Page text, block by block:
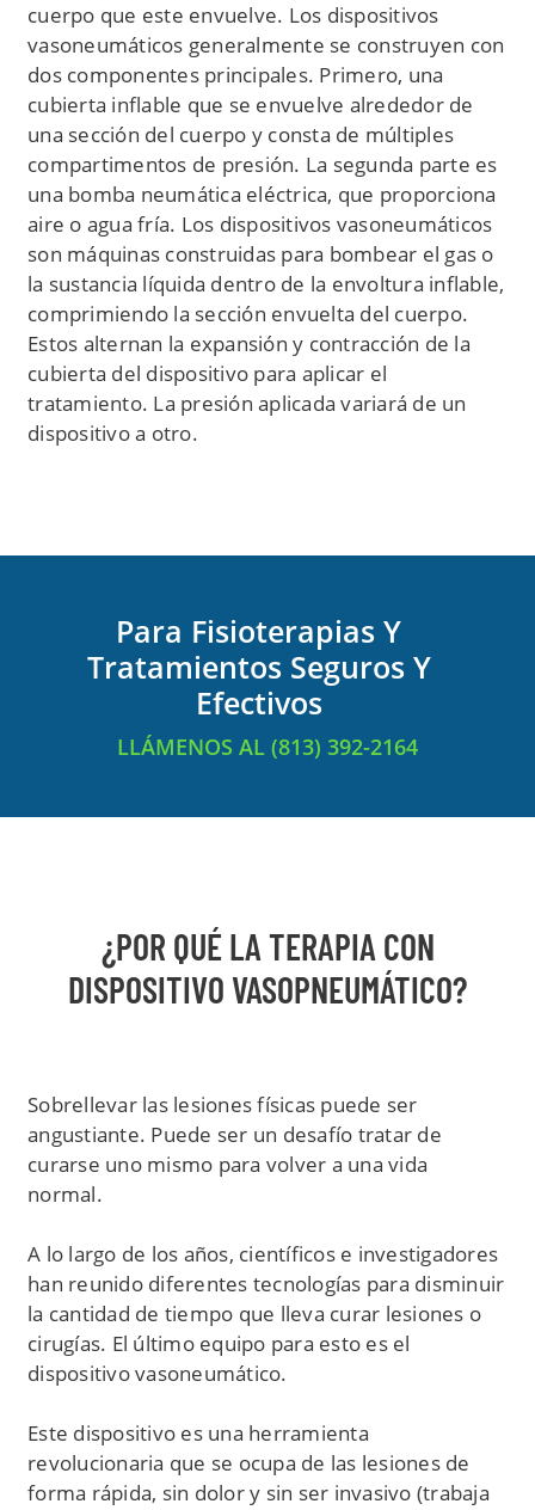
cuerpo que este envuelve. Los dispositivos
vasoneumáticos generalmente se construyen con
dos componentes principales. Primero, una
cubierta inflable que se envuelve alrededor de
una sección del cuerpo y consta de múltiples
compartimentos de presión. La segunda parte es
una bomba neumática eléctrica, que proporciona
aire o agua fría. Los dispositivos vasoneumáticos
son máquinas construidas para bombear el gas o
la sustancia líquida dentro de la envoltura inflable,
comprimiendo la sección envuelta del cuerpo.
Estos alternan la expansión y contracción de la
cubierta del dispositivo para aplicar el
tratamiento. La presión aplicada variará de un
dispositivo a otro.
Para Fisioterapias Y
Tratamientos Seguros Y
Efectivos
LLÁMENOS AL (813) 392-2164
¿POR QUÉ LA TERAPIA CON
DISPOSITIVO VASOPNEUMÁTICO?
Sobrellevar las lesiones físicas puede ser
angustiante. Puede ser un desafío tratar de
curarse uno mismo para volver a una vida
normal.
A lo largo de los años, científicos e investigadores
han reunido diferentes tecnologías para disminuir
la cantidad de tiempo que lleva curar lesiones o
cirugías. El último equipo para esto es el
dispositivo vasoneumático.
Este dispositivo es una herramienta
revolucionaria que se ocupa de las lesiones de
forma rápida, sin dolor y sin ser invasivo (trabaja